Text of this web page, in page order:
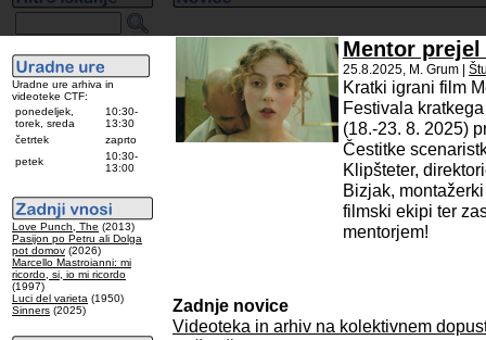
Uradne ure arhiva in
videoteke CTF:
ponedeljek,
torek, sreda
10:30-
13:30
četrtek
zaprto
petek
10:30-
13:00
Love Punch, The (2013)
Pasijon po Petru ali Dolga
pot domov (2026)
Marcello Mastroianni: mi
ricordo, si, io mi ricordo
(1997)
Luci del varieta (1950)
Sinners (2025)
Mentor prejel
25.8.2025, M. Grum |
Kratki igrani film
Festivala
(18.-23. 8. 2025)
Čestitke
Klipšteter,
Bizjak,
filmski ekipi ter
mentorjem!
Zadnje novice
Videoteka in arhiv na kolektivnem